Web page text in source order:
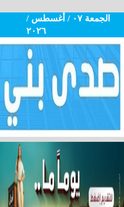
الجمعة ٠٧ / أغسطس /
٢٠٢٦